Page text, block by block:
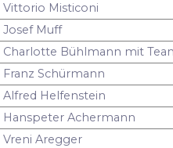
Vittorio Misticoni
Josef Muff
Charlotte Bühlmann mit
Franz Schürmann
Alfred Helfenstein
Hanspeter Achermann
Vreni Aregger